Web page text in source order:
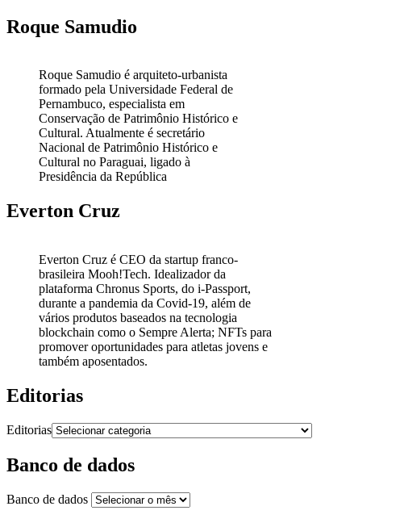
Roque Samudio
Roque Samudio é arquiteto-urbanista
formado pela Universidade Federal de
Pernambuco, especialista em
Conservação de Patrimônio Histórico e
Cultural. Atualmente é secretário
Nacional de Patrimônio Histórico e
Cultural no Paraguai, ligado à
Presidência da República
Everton Cruz
Everton Cruz é CEO da startup franco-
brasileira Mooh!Tech. Idealizador da
plataforma Chronus Sports, do i-Passport,
durante a pandemia da Covid-19, além de
vários produtos baseados na tecnologia
blockchain como o Sempre Alerta; NFTs para
promover oportunidades para atletas jovens e
também aposentados.
Editorias
Editorias
Banco de dados
Banco de dados